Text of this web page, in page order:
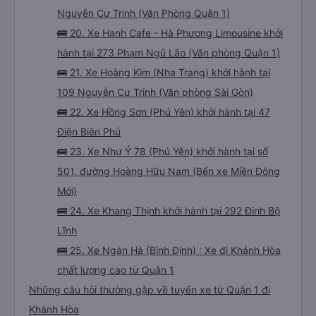
Nguyễn Cư Trinh (Văn Phòng Quận 1)
🚌 20. Xe Hạnh Cafe - Hà Phương Limousine khởi
hành tại 273 Phạm Ngũ Lão (Văn phòng Quận 1)
🚌 21. Xe Hoàng Kim (Nha Trang) khởi hành tại
109 Nguyễn Cư Trinh (Văn phòng Sài Gòn)
🚌 22. Xe Hồng Sơn (Phú Yên) khởi hành tại 47
Điện Biên Phủ
🚌 23. Xe Như Ý 78 (Phú Yên) khởi hành tại số
501, đường Hoàng Hữu Nam (Bến xe Miền Đông
Mới)
🚌 24. Xe Khang Thịnh khởi hành tại 292 Đinh Bộ
Lĩnh
🚌 25. Xe Ngàn Hà (Bình Định) : Xe đi Khánh Hòa
chất lượng cao từ Quận 1
Những câu hỏi thường gặp về tuyến xe từ Quận 1 đi
Khánh Hòa